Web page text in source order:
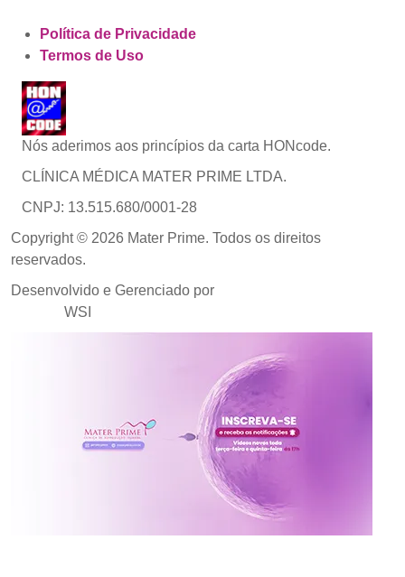
Política de Privacidade
Termos de Uso
Nós aderimos aos princípios da carta HONcode.
CLÍNICA MÉDICA MATER PRIME LTDA.
CNPJ: 13.515.680/0001-28
Copyright © 2026 Mater Prime. Todos os direitos
reservados.
Desenvolvido e Gerenciado por
WSI